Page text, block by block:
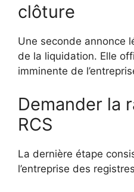
clôture
Une seconde annonce
de la liquidation. Elle
imminente de
Demander la
RCS
La dernière étape
l’entreprise des